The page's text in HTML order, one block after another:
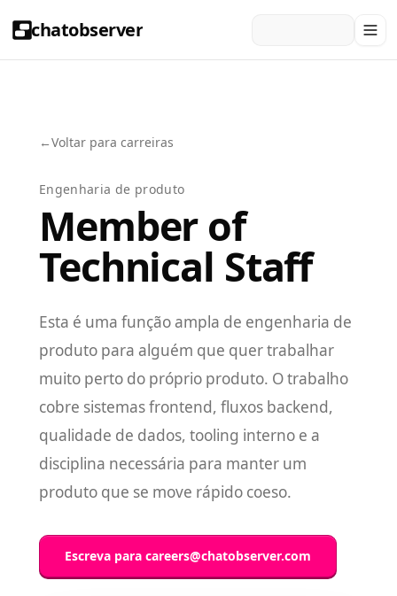
chatobserver
←Voltar para carreiras
Engenharia de produto
Member of
Technical Staff
Esta é uma função ampla de engenharia de
produto para alguém que quer trabalhar
muito perto do próprio produto. O trabalho
cobre sistemas frontend, fluxos backend,
qualidade de dados, tooling interno e a
disciplina necessária para manter um
produto que se move rápido coeso.
Escreva para careers@chatobserver.com